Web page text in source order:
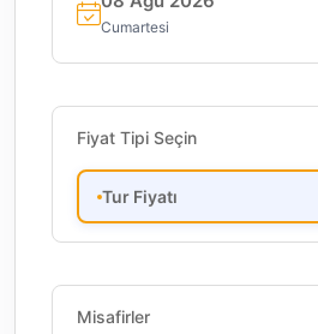
Cumartesi
Fiyat Tipi Seçin
Tur Fiyatı
Misafirler